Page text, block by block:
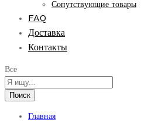
Сопутствующие товары
FAQ
Доставка
Контакты
Все
Поиск
Главная